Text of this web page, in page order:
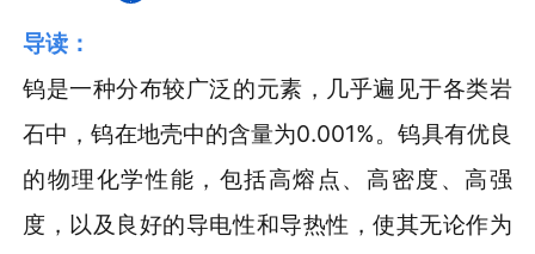
导读：
钨是一种分布较广泛的元素，几乎遍见于各类岩
石中，钨在地壳中的含量为0.001%。钨具有优良
的物理化学性能，包括高熔点、高密度、高强
度，以及良好的导电性和导热性，使其无论作为